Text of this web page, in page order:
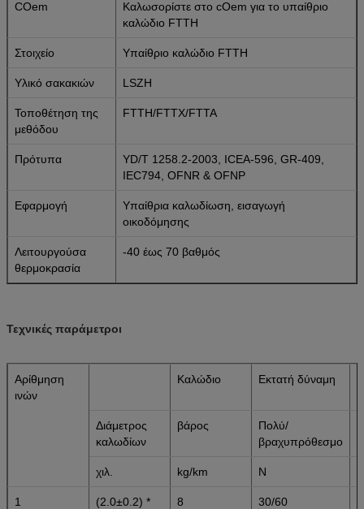
COem
Καλωσορίστε στο cOem για το υπαίθριο
καλώδιο FTTH
Στοιχείο Υπαίθριο καλώδιο FTTH
Υλικό σακακιών LSZH
Τοποθέτηση της
μεθόδου
FTTH/FTTX/FTTA
Πρότυπα
YD/T 1258.2-2003, ICEA-596, GR-409,
IEC794, OFNR & OFNP
Εφαρμογή
Υπαίθρια καλωδίωση, εισαγωγή
οικοδόμησης
Λειτουργούσα
θερμοκρασία
-40 έως 70 βαθμός
Τεχνικές παράμετροι
Αρίθμηση
ινών
Καλώδιο Εκτατή δύναμη
Διάμετρος
καλωδίων
βάρος
Πολύ/
βραχυπρόθεσμο
χιλ. kg/km Ν
1
(2.0±0.2) *
8 30/60